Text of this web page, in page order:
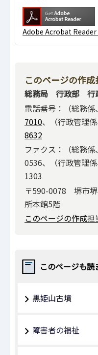
Adobe Acrobat Reader
このページの作成
総務局 行政部 行
電話番号：（総務係
7010、（行政管理係
8632
ファクス：（総務
0536、（行政管理
1303
〒590-0078 堺市
所本館5階
このページの作成
このページも
黒姫山古墳
障害者の福祉